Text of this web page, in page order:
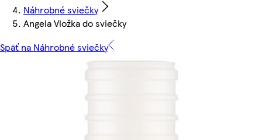
Náhrobné sviečky
Angela Vložka do sviečky
Späť na Náhrobné sviečky